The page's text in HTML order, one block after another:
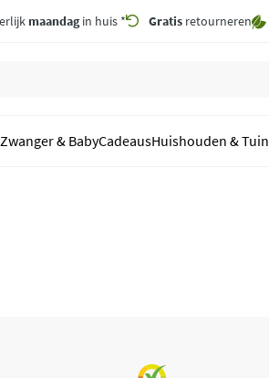
maandagin huis * Gratis retourneren
Zwanger & BabyCadeausHuishouden & Tuin